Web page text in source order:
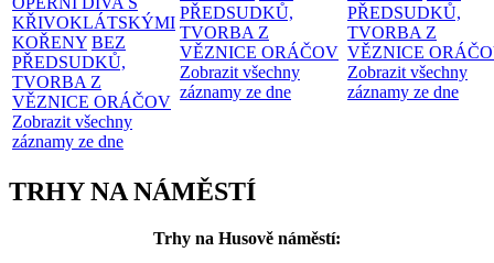
KŘIVOKLÁTSKÝMI
KOŘENY BEZ
PŘEDSUDKŮ,
TVORBA Z
VĚZNICE ORÁČOV
Zobrazit všechny
záznamy ze dne
PŘEDSUDKŮ,
TVORBA Z
VĚZNICE ORÁČOV
Zobrazit všechny
záznamy ze dne
PŘEDSUDKŮ,
TVORBA Z
VĚZNICE
Zobrazit všechny
záznamy ze dne
TRHY NA NÁMĚSTÍ
Trhy na Husově náměstí: